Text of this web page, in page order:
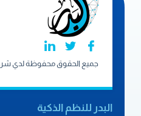
جميع الحقوق محفوظة لدي
البدر للنظم الذكية